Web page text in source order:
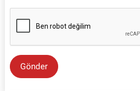
Gönder